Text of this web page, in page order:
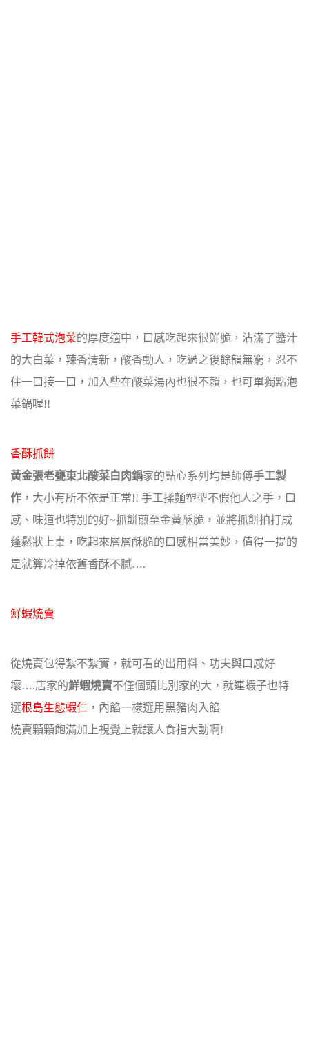
手工韓式泡菜的厚度適中，口感吃起來很鮮脆，沾滿了醬汁
的大白菜， 辣香清新，酸香動人，吃過之後餘韻無窮，忍不
住一口接一口， 加入些在酸菜湯內也很不賴，也可單獨點泡
菜鍋喔!!
香酥抓餅
黃金張老甕東北酸菜白肉鍋家的點心系列均是師傅手工製
作 ，大小有所不依是正常!! 手工揉麵塑型不假他人之手，口
感、味道也特別的好~抓餅煎至金黃酥脆，並將抓餅拍打成
蓬鬆狀上桌，吃起來層層酥脆的口感相當美妙， 值得一提的
是就算冷掉依舊香酥不膩….
鮮蝦燒賣
從燒賣包得紮不紮實，就可看的出用料、功夫與口感好
壞….店家的鮮蝦燒賣不僅個頭比別家的大，就連蝦子也特
選根島生態蝦仁 ，內餡一樣選用黑豬肉入餡
燒賣顆顆飽滿加上視覺上就讓人食指大動啊!